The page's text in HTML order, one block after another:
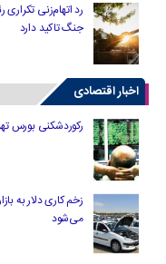
رد اتهام‌زنی
جنگ تاکید دارد
اخبار اقتصادی
رکوردشکنی بورس تهران امروز ۱۲ مهر ۱۴۰۴|
زخم کاری دلار به
می‌شود